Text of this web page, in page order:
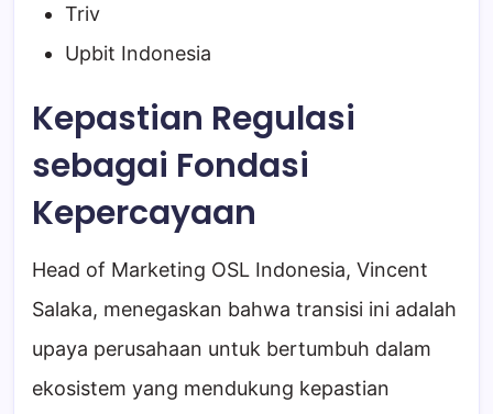
Triv
Upbit Indonesia
Kepastian Regulasi
sebagai Fondasi
Kepercayaan
Head of Marketing OSL Indonesia, Vincent
Salaka, menegaskan bahwa transisi ini adalah
upaya perusahaan untuk bertumbuh dalam
ekosistem yang mendukung kepastian